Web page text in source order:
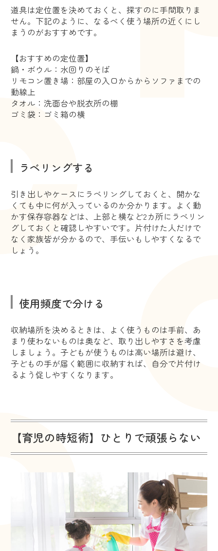
道具は定位置を決めておくと、探すのに手間取りま
せん。下記のように、なるべく使う場所の近くにし
まうのがおすすめです。
【おすすめの定位置】
鍋・ボウル：水回りのそば
リモコン置き場：部屋の入口からからソファまでの
動線上
タオル：洗面台や脱衣所の棚
ゴミ袋：ゴミ箱の横
ラベリングする
引き出しやケースにラベリングしておくと、開かな
くても中に何が入っているのか分かります。よく動
かす保存容器などは、上部と横など2カ所にラベリン
グしておくと確認しやすいです。片付けた人だけで
なく家族皆が分かるので、手伝いもしやすくなるで
しょう。
使用頻度で分ける
収納場所を決めるときは、よく使うものは手前、あ
まり使わないものは奥など、取り出しやすさを考慮
しましょう。子どもが使うものは高い場所は避け、
子どもの手が届く範囲に収納すれば、自分で片付け
るよう促しやすくなります。
【育児の時短術】ひとりで頑張らない